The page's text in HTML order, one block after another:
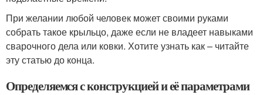
При желании любой человек может своими руками
собрать такое крыльцо, даже если не владеет навыками
сварочного дела или ковки. Хотите узнать как – читайте
эту статью до конца.
Определяемся с конструкцией и её параметрами